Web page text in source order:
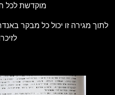
מוקדשת לכל
לתוך מגירה זו יכול כל מבקר